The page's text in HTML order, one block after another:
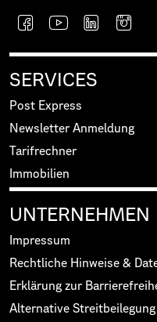
SERVICES
Post Express
Newsletter Anmeldung
Tarifrechner
Immobilien
UNTERNEHMEN
Impressum
Rechtliche Hinweise &
Erklärung zur
Alternative Streitbeilegung